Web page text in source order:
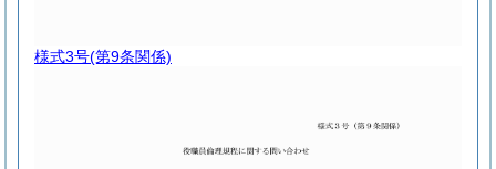
様式3号(第9条関係)